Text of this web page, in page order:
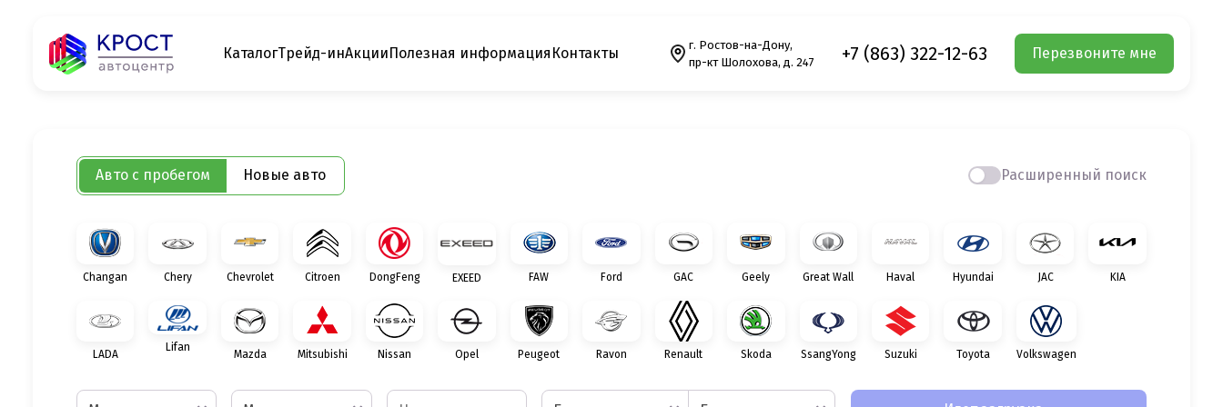
КаталогТрейд-инАкцииПолезная информация Контакты
г. Ростов-на-Дону,
пр-кт Шолохова, д. 247
+7 (863) 322-12-63 Перезвоните мне
Авто с пробегом Новые авто Расширенный поиск
Changan Chery Chevrolet Citroen DongFeng EXEED FAW Ford GAC Geely Great Wall Haval Hyundai JAC KIA
LADA
Lifan
Mazda Mitsubishi Nissan Opel Peugeot Ravon Renault Skoda SsangYong Suzuki Toyota Volkswagen